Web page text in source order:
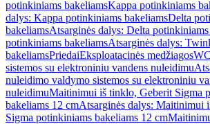
potinkiniams bakeliamsKappa potinkiniams
dalys: Kappa potinkiniams bakeliamsDelta
bakeliamsAtsarginės dalys: Delta
potinkiniams bakeliamsAtsarginės dalys:
bakeliamsPriedaiEksploatacinės medžiagos
sistemos su elektroniniu vandens nuleidimu
nuleidimo valdymo sistemos su elektroniniu
nuleidimuMaitinimui iš tinklo, Geberit Sigma
bakeliams 12 cmAtsarginės dalys: Maitinimui
Sigma potinkiniams bakeliams 12 cm